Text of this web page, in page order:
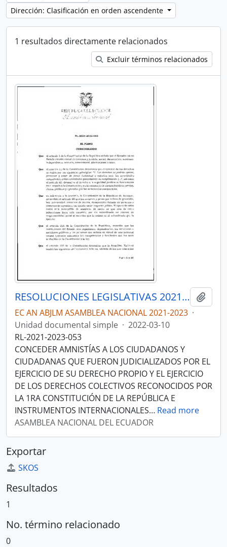
Dirección: Clasificación en orden ascendente
1 resultados directamente relacionados
Excluir términos relacionados
RESOLUCIONES LEGISLATIVAS 2021-2023
EC AN ABJLM ASAMBLEA NACIONAL 2021-2023 ·
Unidad documental simple · 2022-03-10
RL-2021-2023-053
CONCEDER AMNISTÍAS A LOS CIUDADANOS Y
CIUDADANAS QUE FUERON JUDICIALIZADOS POR EL
EJERCICIO DE SU DERECHO PROPIO Y EL EJERCICIO
DE LOS DERECHOS COLECTIVOS RECONOCIDOS POR
LA 1RA CONSTITUCIÓN DE LA REPÚBLICA E
INSTRUMENTOS INTERNACIONALES… Read more
ASAMBLEA NACIONAL DEL ECUADOR
Exportar
SKOS
Resultados
1
No. término relacionado
0